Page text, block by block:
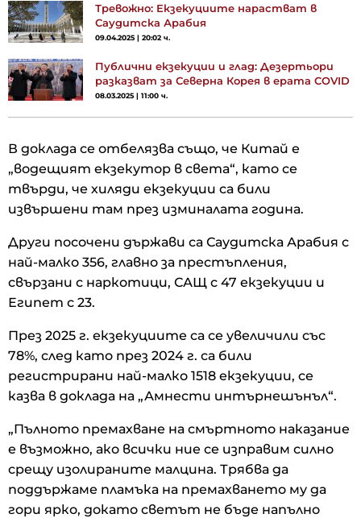
Тревожно: Екзекуциите нарастват в
Саудитска Арабия
09.04.2025 | 20:02 ч.
Публични екзекуции и глад: Дезертьори
разказват за Северна Корея в ерата COVID
08.03.2025 | 11:00 ч.
В доклада се отбелязва също, че Китай е
„водещият екзекутор в света“, като се
твърди, че хиляди екзекуции са били
извършени там през изминалата година.
Други посочени държави са Саудитска Арабия с
най-малко 356, главно за престъпления,
свързани с наркотици, САЩ с 47 екзекуции и
Египет с 23.
През 2025 г. екзекуциите са се увеличили със
78%, след като през 2024 г. са били
регистрирани най-малко 1518 екзекуции, се
казва в доклада на „Амнести интърнешънъл“.
„Пълното премахване на смъртното наказание
е възможно, ако всички ние се изправим силно
срещу изолираните малцина. Трябва да
поддържаме пламъка на премахването му да
гори ярко, докато светът не бъде напълно